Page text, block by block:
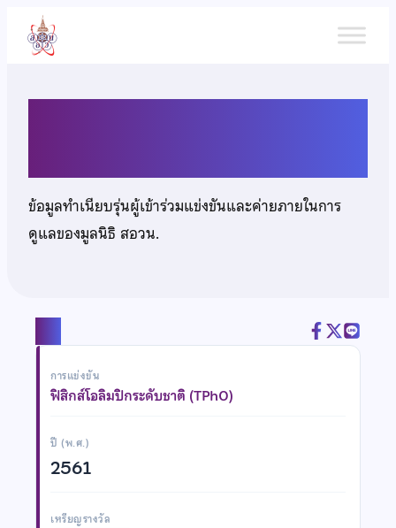
เนื้อหา
ข้อมูลทำเนียบรุ่นผู้เข้าร่วมแข่งขันและค่ายภายในการ
ดูแลของมูลนิธิ สอวน.
การแข่งขัน
ฟิสิกส์โอลิมปิกระดับชาติ (TPhO)
ปี (พ.ศ.)
2561
เหรียญรางวัล